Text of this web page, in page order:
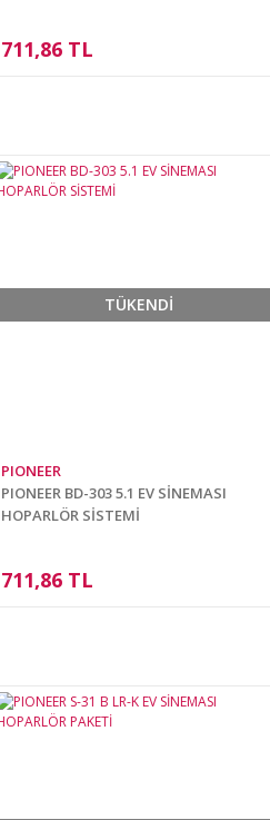
711,86 TL
TÜKENDİ
PIONEER
PIONEER BD-303 5.1 EV SİNEMASI
HOPARLÖR SİSTEMİ
711,86 TL